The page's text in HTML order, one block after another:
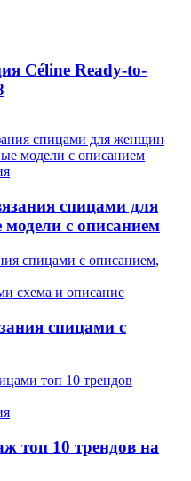
Céline Ready-to-
спицами для
с описанием
схема и описание
спицами с
топ 10 трендов на